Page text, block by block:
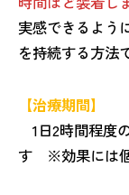
実感できるよう
を持続する方法
【治療期間】
1日2時間程度
す ※効果には